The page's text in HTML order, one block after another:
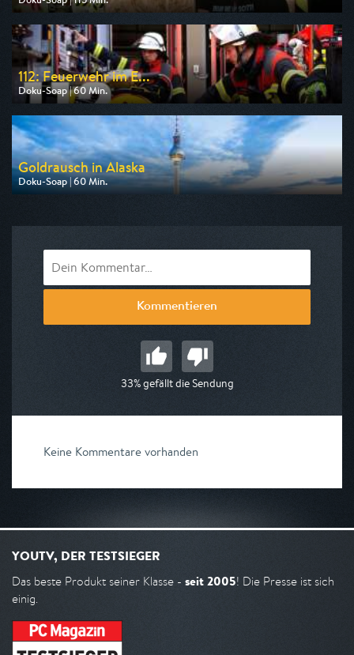
Ausgestrahlt von RTLZWEI
am 08.08.2026, 20:14
112: Feuerwehr im E...
Doku-Soap | 60 Min.
Ausgestrahlt von DMAX
am 09.08.2026, 20:15
Goldrausch in Alaska
Doku-Soap | 60 Min.
Ausgestrahlt von DMAX
Kommentieren
33% gefällt die Sendung
Keine Kommentare vorhanden
YOUTV, DER TESTSIEGER
Das beste Produkt seiner Klasse - seit 2005! Die Presse ist sich
einig.